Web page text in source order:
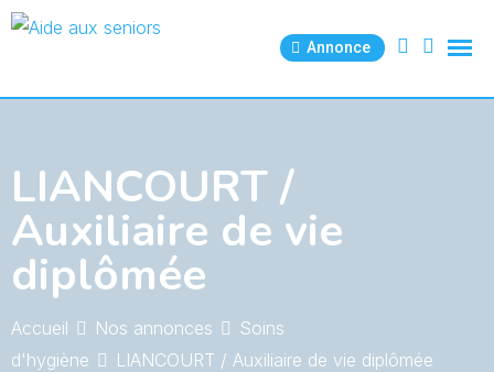
Skip
Annonce
LIANCOURT /
Auxiliaire de vie
diplômée
Accueil Nos annonces
Soins
d'hygiène
LIANCOURT / Auxiliaire de vie diplômée